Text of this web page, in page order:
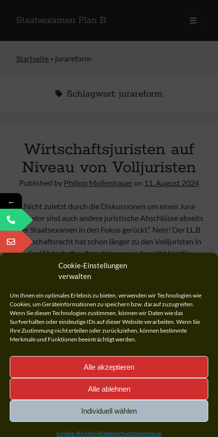
Cookie-Einstellungen
verwalten
Um Ihnen ein optimales Erlebnis zu bieten, verwenden wir Technologien wie
Cookies, um Geräteinformationen zu speichern bzw. darauf zuzugreifen.
Wenn Sie diesen Technologien zustimmen, können wir Daten wie das
Surfverhalten oder eindeutige IDs auf dieser Website verarbeiten. Wenn Sie
Ihre Zustimmung nicht erteilen oder zurückziehen, können bestimmte
Merkmale und Funktionen beeinträchtigt werden.
Alle akzeptieren
Alle ablehnen
Individuell wählen
Cookie-RichtlinieDatenschutzImpressum
Staatsexamen Plan B
open
Startseite » jurareform
Schlagwort: jurareform
Wirtschaftsjuristen auf
Niveau von Volljuristen
Published by Philipp Mollenhaueron 11. August 2024
„Nicht zuletzt durch die Diskussionen um einen Jura-
Bachelor sind auch andere juristische Abschlüsse abseits
der Staatsexamen in den Fokus gerückt.“ Nein! Der LL.B
Wirtschaftsrecht hat schon länger zu den Volljuristen in
der Wirtschaft aufgeschlossen und es gibt hierfür
zahlreiche Beispiele in Stellenausschreibungen. Dagegen
wird der LL.B Rechtswissenschaften, nicht nur wegen…
Weiter lesenWirtschaftsjuristen
auf
Niveau
von
←